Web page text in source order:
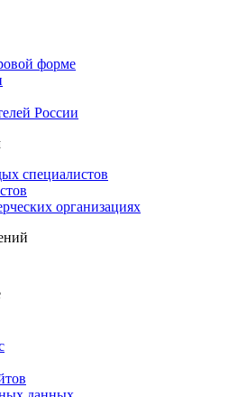
форме
России
специалистов
организациях